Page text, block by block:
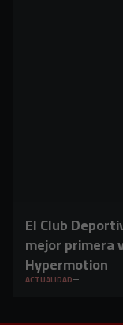
El Club
mejor primera
Hypermotion
ACTUALIDAD